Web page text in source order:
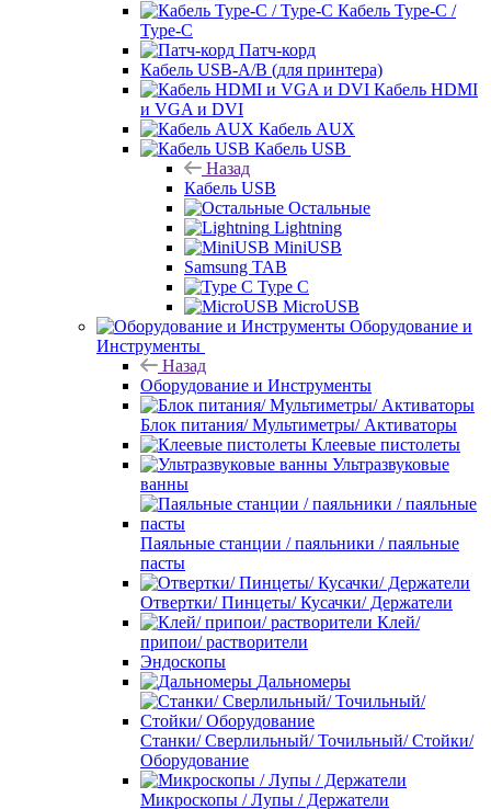
Кабель Type-C /
Type-C
Патч-корд
Кабель USB-A/B (для принтера)
Кабель HDMI
и VGA и DVI
Кабель AUX
Кабель USB
Назад
Кабель USB
Остальные
Lightning
MiniUSB
Samsung TAB
Type C
MicroUSB
Оборудование и
Инструменты
Назад
Оборудование и Инструменты
Блок питания/ Мультиметры/ Активаторы
Клеевые пистолеты
Ультразвуковые
ванны
Паяльные станции / паяльники / паяльные
пасты
Отвертки/ Пинцеты/ Кусачки/ Держатели
Клей/
припои/ растворители
Эндоскопы
Дальномеры
Станки/ Сверлильный/ Точильный/ Стойки/
Оборудование
Микроскопы / Лупы / Держатели